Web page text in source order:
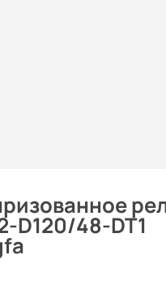
D120/48-DT1